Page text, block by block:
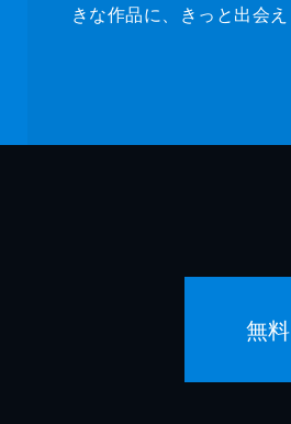
きな作品に、きっと出会え
無